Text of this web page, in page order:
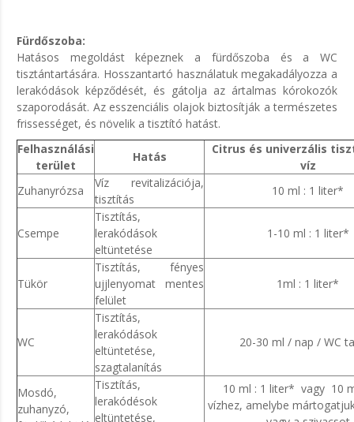
Fürdőszoba:
Hatásos megoldást képeznek a fürdőszoba és a WC
tisztántartására. Hosszantartó használatuk megakadályozza a
lerakódások képződését, és gátolja az ártalmas kórokozók
szaporodását. Az esszenciális olajok biztosítják a természetes
frissességet, és növelik a tisztító hatást.
Felhasználási
terület
Hatás
Citrus és univerzális
víz
Zuhanyrózsa
Víz revitalizációja,
tisztítás
10 ml : 1 liter*
Csempe
Tisztítás,
lerakódások
eltüntetése
1-10 ml : 1 liter*
Tükör
Tisztítás, fényes
ujjlenyomat mentes
felület
1ml : 1 liter*
WC
Tisztítás,
lerakódások
eltüntetése,
szagtalanítás
20-30 ml / nap / WC
Mosdó,
zuhanyzó,
Tisztítás,
lerakódésok
eltüntetése,
10 ml : 1 liter* vagy 10
vízhez, amelybe